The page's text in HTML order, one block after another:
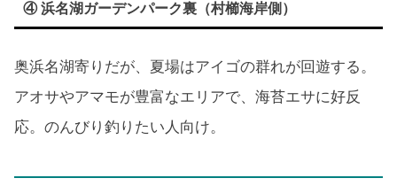
④ 浜名湖ガーデンパーク裏（村櫛海岸側）
奥浜名湖寄りだが、夏場はアイゴの群れが回遊する。
アオサやアマモが豊富なエリアで、海苔エサに好反
応。のんびり釣りたい人向け。